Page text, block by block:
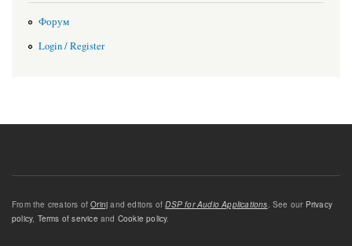
Форум
Login / Register
From the creators ofOrinj and editors ofDSP for Audio Applications. See our Privacy
policy, Terms of service and Cookie policy.